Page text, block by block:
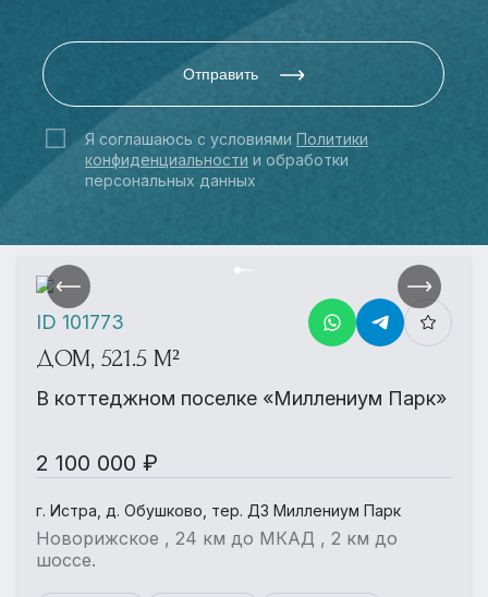
Я соглашаюсь с условиями Политики
конфиденциальности и обработки
персональных данных
Отправить
ДОМ, 521.5 М²
В коттеджном поселке «Миллениум Парк»
2 100 000 ₽
г. Истра, д. Обушково, тер. ДЗ Миллениум Парк
Новорижское , 24 км до МКАД , 2 км до
шоссе.
ID 101773